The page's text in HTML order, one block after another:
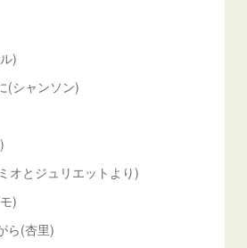
)
(シャンソン)
オとジュリエットより)
)
ら(杏里)